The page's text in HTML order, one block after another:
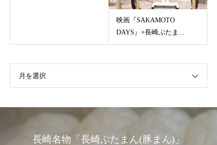
映画『SAKAMOTO
DAYS』×長崎ぶたま...
月を選択
長崎名物「長崎ぶたまん(豚まん)」